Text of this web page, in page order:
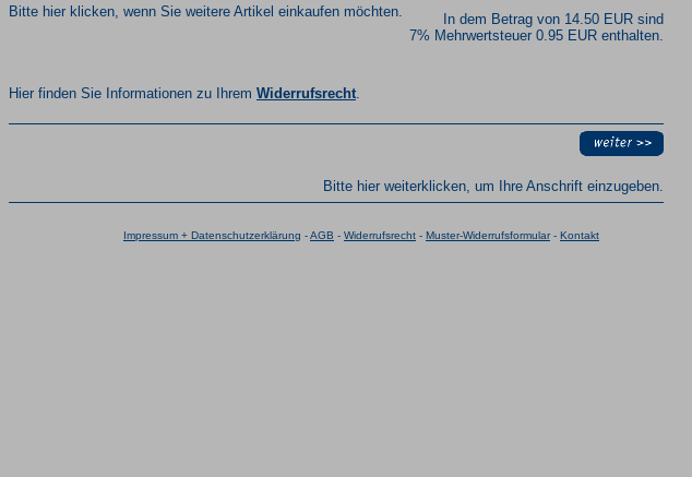
In dem Betrag von 14.50 EUR sind
7% Mehrwertsteuer 0.95 EUR enthalten.
Bitte hier klicken, wenn Sie weitere Artikel einkaufen möchten.
Hier finden Sie Informationen zu Ihrem Widerrufsrecht.
Bitte hier weiterklicken, um Ihre Anschrift einzugeben.
Impressum + Datenschutzerklärung -AGB - Widerrufsrecht - Muster-Widerrufsformular- Kontakt